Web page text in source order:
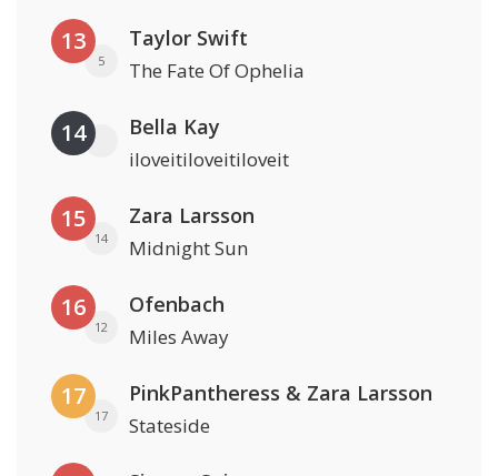
13
5
Taylor Swift
The Fate Of Ophelia
14 Bella Kay
iloveitiloveitiloveit
15
14
Zara Larsson
Midnight Sun
16
12
Ofenbach
Miles Away
17
17
PinkPantheress & Zara Larsson
Stateside